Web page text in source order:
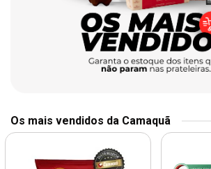
Os mais vendidos da Camaquã